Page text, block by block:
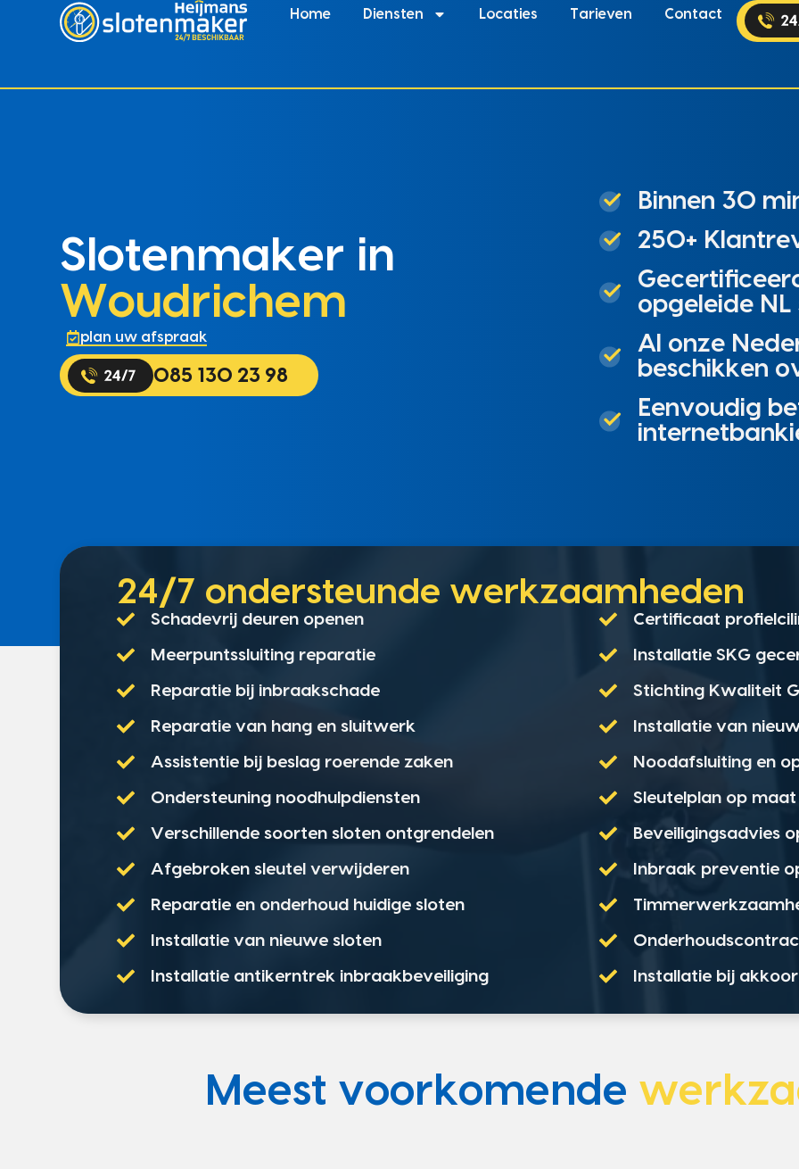
Home Diensten Locaties Tarieven Contact
Slotenmaker in
Woudrichem
plan uw afspraak
085 130 23 98
Binnen 30
250+
opgeleide
Al onze
beschikken
Eenvoudig
24/7 ondersteunde werkzaamheden
Schadevrij deuren openen
Meerpuntssluiting reparatie
Reparatie bij inbraakschade
Reparatie van hang en sluitwerk
Assistentie bij beslag roerende zaken
Ondersteuning noodhulpdiensten
Verschillende soorten sloten ontgrendelen
Afgebroken sleutel verwijderen
Reparatie en onderhoud huidige sloten
Installatie van nieuwe sloten
Installatie antikerntrek inbraakbeveiliging
Certificaat
Installatie SKG
Stichting Kwaliteit
Installatie van
Noodafsluiting en
Sleutelplan op maat
Beveiligingsadvies
Inbraak preventie
Installatie bij
Meest voorkomende